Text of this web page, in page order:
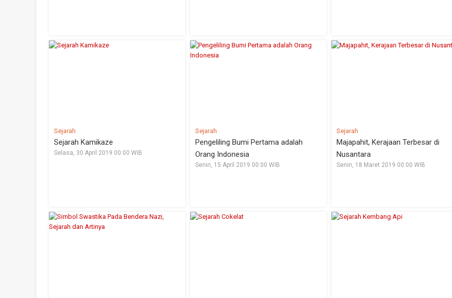
Sejarah
Sejarah Kamikaze
Selasa, 30 April 2019 00:00 WIB
Sejarah
Pengeliling Bumi Pertama adalah
Orang Indonesia
Senin, 15 April 2019 00:00 WIB
Sejarah
Majapahit, Kerajaan Terbesar di
Nusantara
Senin, 18 Maret 2019 00:00 WIB